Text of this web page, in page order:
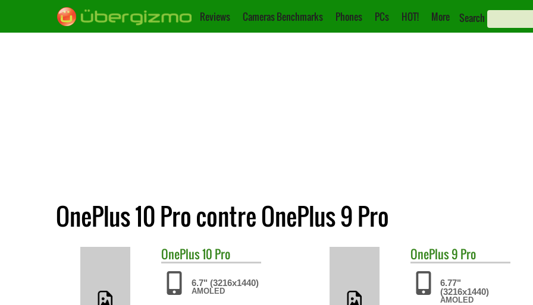
Reviews Cameras Benchmarks Phones PCs HOT! More Search
OnePlus 10 Pro contre OnePlus 9 Pro
OnePlus10 Pro
6.7" (3216x1440)
AMOLED
OnePlus9 Pro
6.77"
(3216x1440)
AMOLED